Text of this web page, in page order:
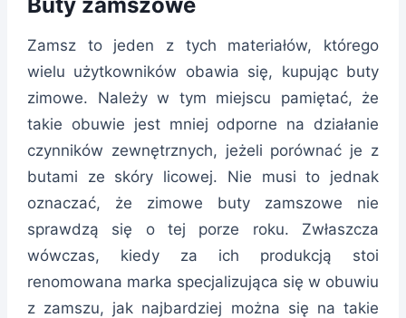
Zamsz to jeden z tych materiałów, którego
wielu użytkowników obawia się, kupując buty
zimowe. Należy w tym miejscu pamiętać, że
takie obuwie jest mniej odporne na działanie
czynników zewnętrznych, jeżeli porównać je z
butami ze skóry licowej. Nie musi to jednak
oznaczać, że zimowe buty zamszowe nie
sprawdzą się o tej porze roku. Zwłaszcza
wówczas, kiedy za ich produkcją stoi
renomowana marka specjalizująca się w obuwiu
z zamszu, jak najbardziej można się na takie